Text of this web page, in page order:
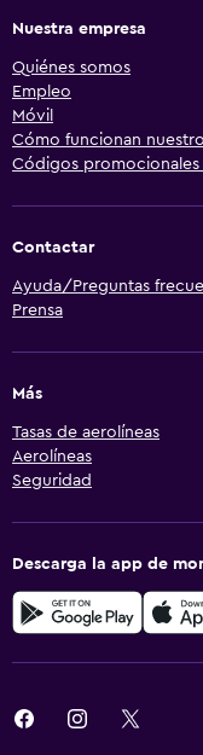
Nuestra empresa
Quiénes somos
Empleo
Móvil
Cómo funcionan
Códigos
Contactar
Ayuda/Preguntas
Prensa
Más
Tasas de aerolíneas
Aerolíneas
Seguridad
Descarga la app de